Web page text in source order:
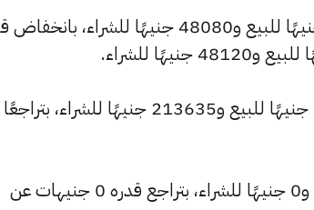
وشهد سعر الجنيه الذهب انخفاضًا ليصبح 48480 جنيهًا للبيع و48080 جنيهًا للشراء،
كما انخفض سعر الأونصة بالجنيه ليصل إلى 215415 جنيهًا للبيع و213635 جنيهًا للشراء، بتراجعًا
وتراجع سعر دولار الصاغة ليسجل 52.98 جنيهًا للبيع و0 جنيهًا للشراء، بتراجع قدره 0 جنيهات عن